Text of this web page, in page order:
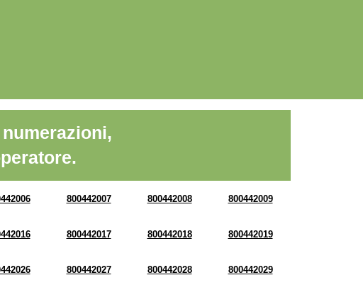
800442007 800442008 800442009
800442017 800442018 800442019
800442027 800442028 800442029